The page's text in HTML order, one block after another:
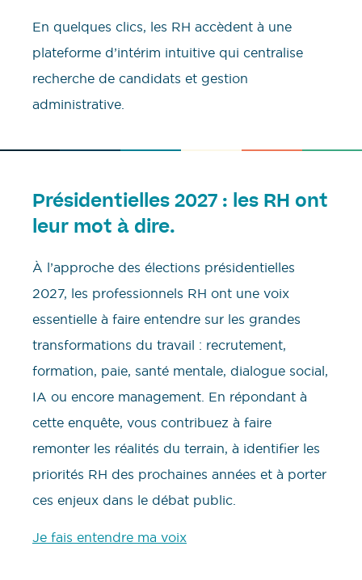
En quelques clics, les RH accèdent à une
plateforme d’intérim intuitive qui centralise
recherche de candidats et gestion
administrative.
Présidentielles 2027 : les RH ont
leur mot à dire.
À l’approche des élections présidentielles
2027, les professionnels RH ont une voix
essentielle à faire entendre sur les grandes
transformations du travail : recrutement,
formation, paie, santé mentale, dialogue social,
IA ou encore management. En répondant à
cette enquête, vous contribuez à faire
remonter les réalités du terrain, à identifier les
priorités RH des prochaines années et à porter
ces enjeux dans le débat public.
Je fais entendre ma voix